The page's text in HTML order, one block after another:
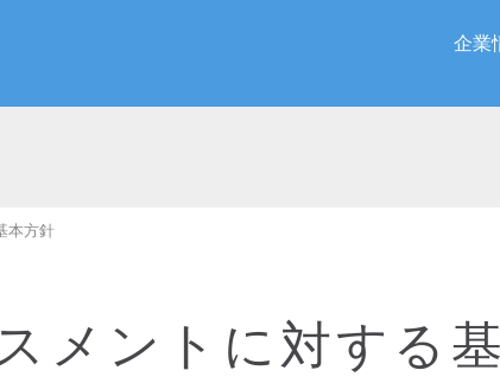
企業
本方針
メントに対する